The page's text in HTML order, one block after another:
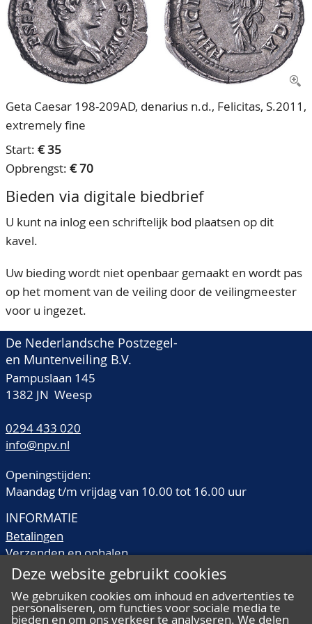
Ons Team
80 jarig bestaan
CONTACT
ACCOUNT
Geta Caesar 198-209AD, denarius n.d., Felicitas, S.2011,
extremely fine
Start: € 35
Opbrengst: € 70
Bieden via digitale biedbrief
U kunt na inlog een schriftelijk bod plaatsen op dit
kavel.
Uw bieding wordt niet openbaar gemaakt en wordt pas
op het moment van de veiling door de veilingmeester
voor u ingezet.
De Nederlandsche Postzegel-
en Muntenveiling B.V.
Pampuslaan 145
1382 JN Weesp
0294 433 020
info@npv.nl
Openingstijden:
Maandag t/m vrijdag van 10.00 tot 16.00 uur
INFORMATIE
Betalingen
Verzenden en ophalen
Veilingtermen
Kwaliteitsomschrijvingen
Veelgestelde vragen
Deze website gebruikt cookies
We gebruiken cookies om inhoud en advertenties te
personaliseren, om functies voor sociale media te
bieden en om ons verkeer te analyseren. We delen